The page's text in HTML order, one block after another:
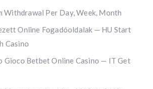
Withdrawal Per Day, Week, Month
Online Fogadóoldalak — HU Start
Casino
Gioco Betbet Online Casino — IT Get